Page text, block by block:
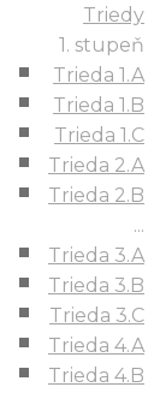
Triedy
1. stupeň
Trieda 1.A
Trieda 1.B
Trieda 1.C
Trieda 2.A
Trieda 2.B
...
Trieda 3.A
Trieda 3.B
Trieda 3.C
Trieda 4.A
Trieda 4.B